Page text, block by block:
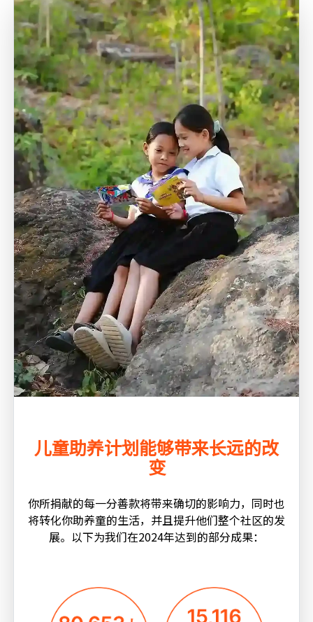
儿童助养计划能够带来长远的改
变
你所捐献的每一分善款将带来确切的影响力，同时也
将转化你助养童的生活，并且提升他们整个社区的发
展。以下为我们在2024年达到的部分成果：